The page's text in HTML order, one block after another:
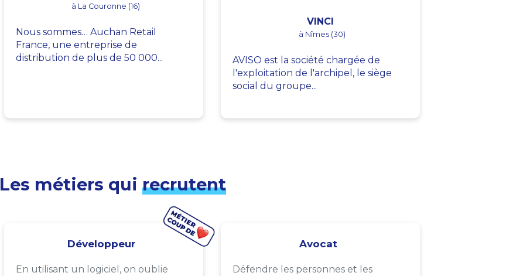
à La Couronne (16)
Nous sommes… Auchan Retail
France, une entreprise de
distribution de plus de 50 000...
VINCI
à Nîmes (30)
AVISO est la société chargée de
l'exploitation de l'archipel, le siège
social du groupe...
Les métiers qui recrutent
Développeur
En utilisant un logiciel, on oublie
Avocat
Défendre les personnes et les